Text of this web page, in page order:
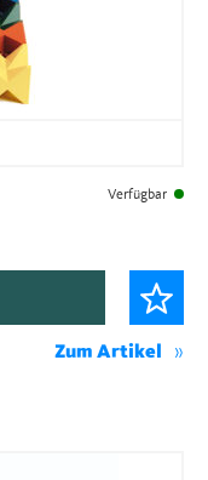
Verfügbar
Zum Artikel